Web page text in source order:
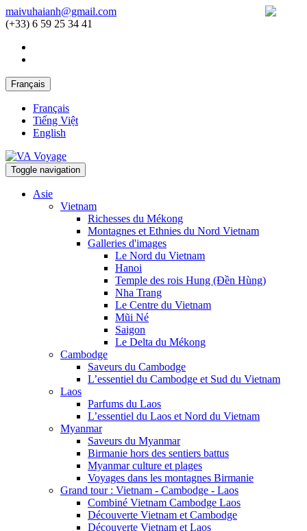
maivuhaianh@gmail.com
(+33) 6 59 25 34 41
Français
Français
Tiếng Việt
English
Toggle navigation
Asie
Vietnam
Richesses du Mékong
Montagnes et Ethnies du Nord Vietnam
Galleries d'images
Le Nord du Vietnam
Hanoi
Temple des rois Hung (Đền Hùng)
Nha Trang
Le Centre du Vietnam
Mũi Né
Saigon
Le Delta du Mékong
Cambodge
Saveurs du Cambodge
L’essentiel du Cambodge et Sud du Vietnam
Laos
Parfums du Laos
L’essentiel du Laos et Nord du Vietnam
Myanmar
Saveurs du Myanmar
Birmanie hors des sentiers battus
Myanmar culture et plages
Voyages dans les montagnes Birmanie
Grand tour : Vietnam - Cambodge - Laos
Combiné Vietnam Cambodge Laos
Découverte Vietnam et Cambodge
Découverte Vietnam et Laos